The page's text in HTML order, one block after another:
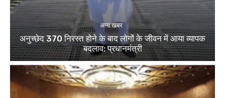
अन्य खबर
अनुच्छेद 370 निरस्त होने के बाद लोगों के जीवन में आया व्यापक
बदलाव: प्रधानमंत्री